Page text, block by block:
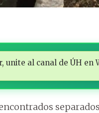
unite al canal de ÚH en